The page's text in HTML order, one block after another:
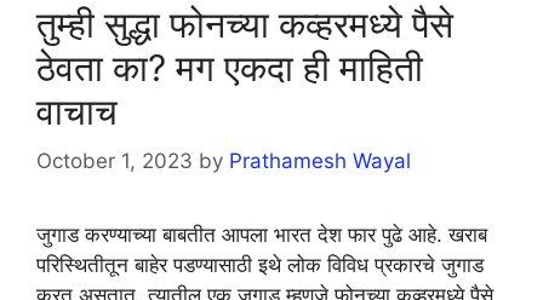
तुम्ही सुद्धा फोनच्या कव्हरमध्ये पैसे
ठेवता का? मग एकदा ही माहिती
वाचाच
October 1, 2023 by Prathamesh Wayal
जुगाड करण्याच्या बाबतीत आपला भारत देश फार पुढे आहे. खराब
परिस्थितीतून बाहेर पडण्यासाठी इथे लोक विविध प्रकारचे जुगाड